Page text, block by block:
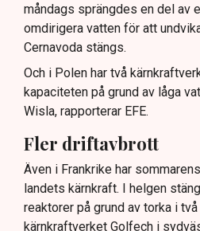
måndags sprängdes en del av
omdirigera vatten för att
Cernavoda stängs.
Och i Polen har två
kapaciteten på grund av låga
Wisla, rapporterar EFE.
Fler driftavbrott
Även i Frankrike har
landets kärnkraft. I helgen
reaktorer på grund av torka i
kärnkraftverket Golfech i